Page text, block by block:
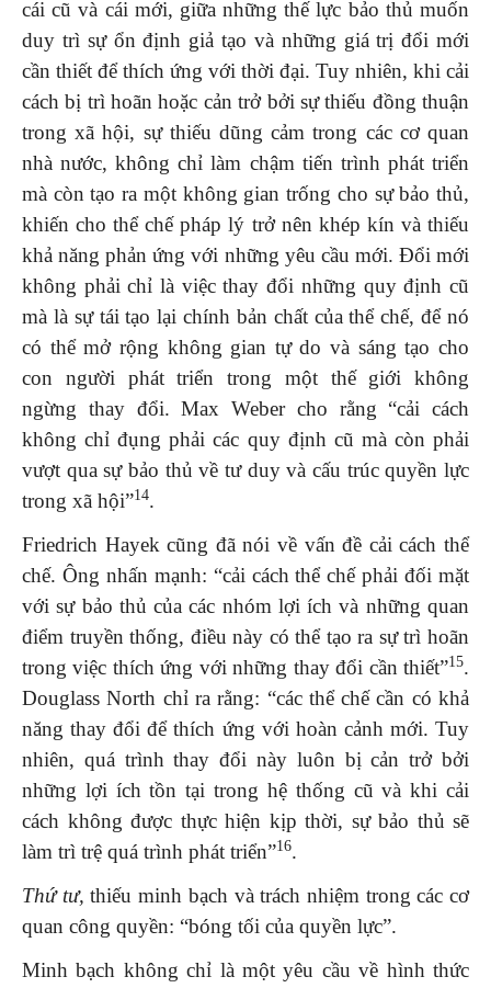
cái cũ và cái mới, giữa những thế lực bảo thủ muốn
duy trì sự ổn định giả tạo và những giá trị đổi mới
cần thiết để thích ứng với thời đại. Tuy nhiên, khi cải
cách bị trì hoãn hoặc cản trở bởi sự thiếu đồng thuận
trong xã hội, sự thiếu dũng cảm trong các cơ quan
nhà nước, không chỉ làm chậm tiến trình phát triển
mà còn tạo ra một không gian trống cho sự bảo thủ,
khiến cho thể chế pháp lý trở nên khép kín và thiếu
khả năng phản ứng với những yêu cầu mới. Đổi mới
không phải chỉ là việc thay đổi những quy định cũ
mà là sự tái tạo lại chính bản chất của thể chế, để nó
có thể mở rộng không gian tự do và sáng tạo cho
con người phát triển trong một thế giới không
ngừng thay đổi. Max Weber cho rằng “cải cách
không chỉ đụng phải các quy định cũ mà còn phải
vượt qua sự bảo thủ về tư duy và cấu trúc quyền lực
trong xã hội”14.
Friedrich Hayek cũng đã nói về vấn đề cải cách thể
chế. Ông nhấn mạnh: “cải cách thể chế phải đối mặt
với sự bảo thủ của các nhóm lợi ích và những quan
điểm truyền thống, điều này có thể tạo ra sự trì hoãn
trong việc thích ứng với những thay đổi cần thiết”15.
Douglass North chỉ ra rằng: “các thể chế cần có khả
năng thay đổi để thích ứng với hoàn cảnh mới. Tuy
nhiên, quá trình thay đổi này luôn bị cản trở bởi
những lợi ích tồn tại trong hệ thống cũ và khi cải
cách không được thực hiện kịp thời, sự bảo thủ sẽ
làm trì trệ quá trình phát triển”16.
Thứ tư,thiếu minh bạch và trách nhiệm trong các cơ
quan công quyền: “bóng tối của quyền lực”.
Minh bạch không chỉ là một yêu cầu về hình thức